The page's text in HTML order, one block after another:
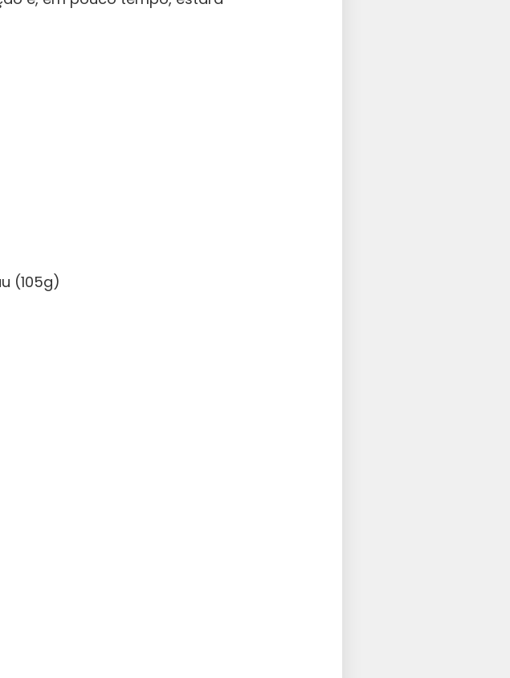
(105g)